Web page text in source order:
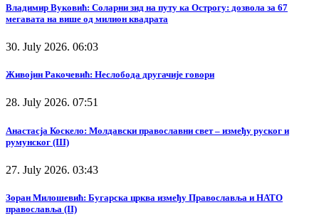
Владимир Вуковић: Соларни зид на путу ка Острогу: дозвола за 67
мегавата на више од милион квадрата
30. July 2026. 06:03
Живојин Ракочевић: Неслобода другачије говори
28. July 2026. 07:51
Анастасја Коскело: Молдавски православни свет – између руског и
румунског (III)
27. July 2026. 03:43
Зоран Милошевић: Бугарска црква између Православља и НАТО
православља (II)